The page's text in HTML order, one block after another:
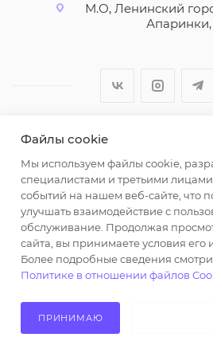
М.О, Ленинский
Апаринки,
2026 © ООО "Вайт
Любая информация на сайте
характер и не является
определяемой положениями
Гражданского кодекса
Использование любых
на https://opt-milena.ru,
наличии письменного
активной ссылки на
Файлы cookie
Мы используем файлы cookie,
специалистами и третьими
событий на нашем веб-сайте, что
улучшать взаимодействие с
обслуживание. Продолжая
сайта, вы принимаете условия его
Более подробные сведения
Политике в отношении файлов
ПРИНИМАЮ